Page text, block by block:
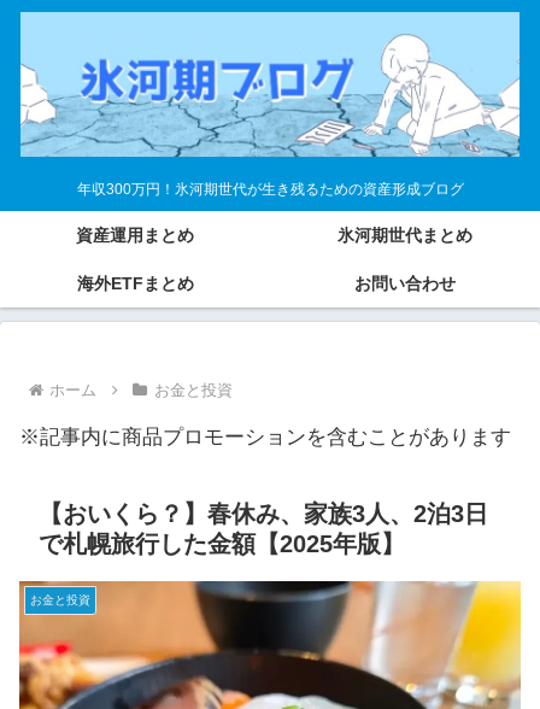
年収300万円！氷河期世代が生き残るための資産形成ブログ
資産運用まとめ 氷河期世代まとめ
海外ETFまとめ お問い合わせ
ホーム お金と投資
※記事内に商品プロモーションを含むことがあります
【おいくら？】春休み、家族3人、2泊3日
で札幌旅行した金額【2025年版】
お金と投資